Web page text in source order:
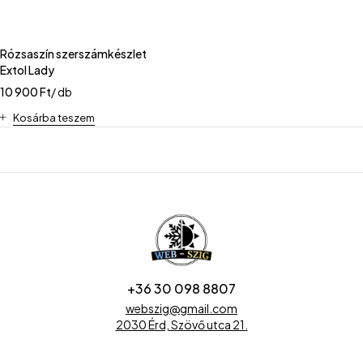
Rózsaszín szerszámkészlet
Extol Lady
10 900Ft/ db
Kosárba teszem
+36 30 098 8807
webszig@gmail.com
2030 Érd, Szövő utca 21.